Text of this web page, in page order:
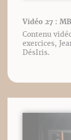
Vidéo 27 :
Contenu
exercices,
DésIris.